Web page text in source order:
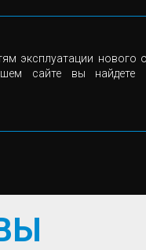
эксплуатации нового
сайте вы